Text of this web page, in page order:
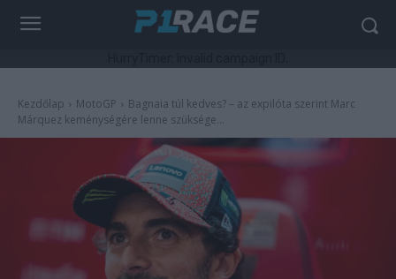
Kezdőlap MotoGP
Bagnaia túl kedves? – az expilóta szerint Marc
Márquez keménységére lenne szüksége...